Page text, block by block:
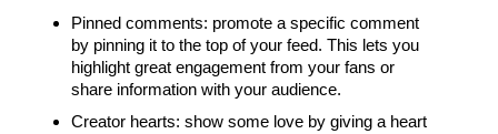
Pinned comments: promote a specific comment
by pinning it to the top of your feed. This lets you
highlight great engagement from your fans or
share information with your audience.
Creator hearts: show some love by giving a heart